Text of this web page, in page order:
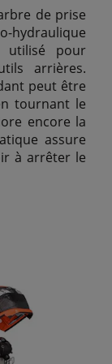
de prise
hydraulique
pour
arrières.
peut être
tournant le
encore la
assure
à arrêter le